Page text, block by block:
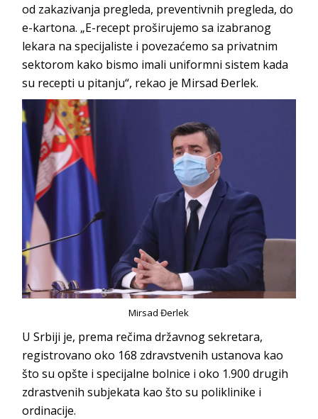
od zakazivanja pregleda, preventivnih pregleda, do
e-kartona. „E-recept proširujemo sa izabranog
lekara na specijaliste i povezaćemo sa privatnim
sektorom kako bismo imali uniformni sistem kada
su recepti u pitanju“, rekao je Mirsad Đerlek.
Mirsad Đerlek
U Srbiji je, prema rečima državnog sekretara,
registrovano oko 168 zdravstvenih ustanova kao
što su opšte i specijalne bolnice i oko 1.900 drugih
zdrastvenih subjekata kao što su poliklinike i
ordinacije.